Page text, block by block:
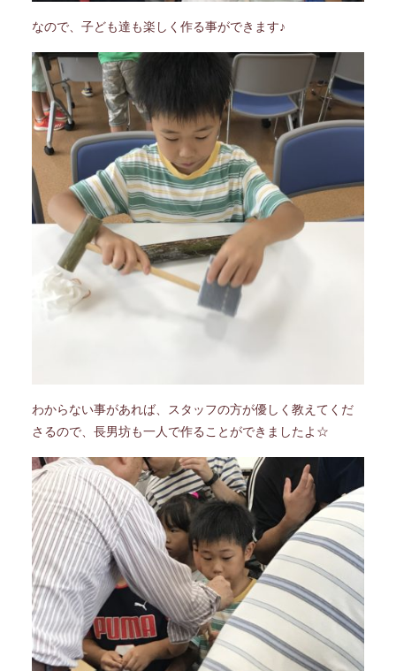
なので、子ども達も楽しく作る事ができます♪
わからない事があれば、スタッフの方が優しく教えてくだ
さるので、長男坊も一人で作ることができましたよ☆